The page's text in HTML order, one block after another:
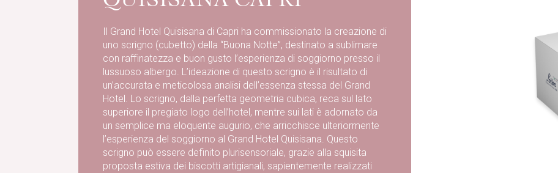
Il Grand Hotel Quisisana di Capri ha commissionato la creazione di
uno scrigno (cubetto) della “Buona Notte”, destinato a sublimare
con raffinatezza e buon gusto l’esperienza di soggiorno presso il
lussuoso albergo. L’ideazione di questo scrigno è il risultato di
un’accurata e meticolosa analisi dell’essenza stessa del Grand
Hotel. Lo scrigno, dalla perfetta geometria cubica, reca sul lato
superiore il pregiato logo dell’hotel, mentre sui lati è adornato da
un semplice ma eloquente augurio, che arricchisce ulteriormente
l’esperienza del soggiorno al Grand Hotel Quisisana. Questo
scrigno può essere definito plurisensoriale, grazie alla squisita
proposta estiva dei biscotti artigianali, sapientemente realizzati